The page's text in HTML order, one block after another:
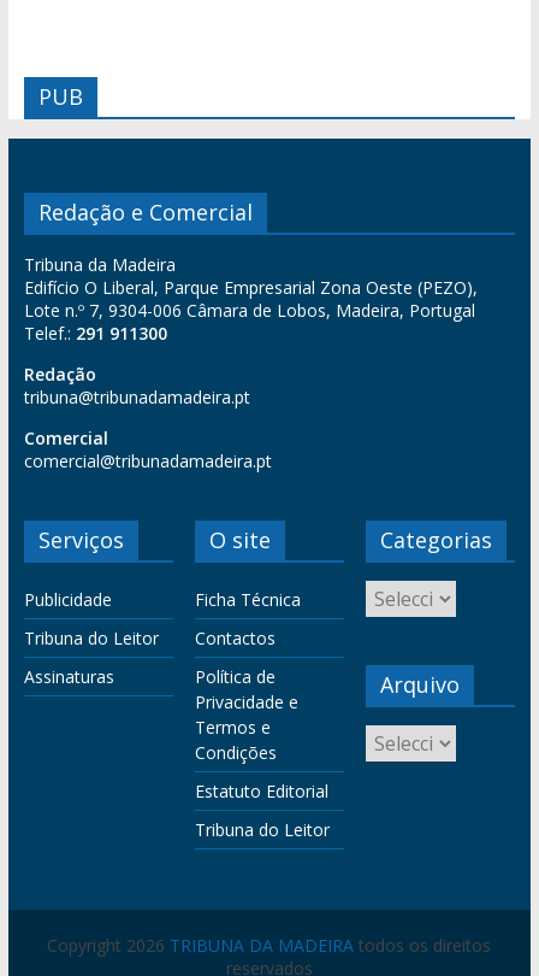
PUB
Redação e Comercial
Tribuna da Madeira
Edifício O Liberal, Parque Empresarial Zona Oeste (PEZO),
Lote n.º 7, 9304-006 Câmara de Lobos, Madeira, Portugal
Telef.: 291 911300
Redação
tribuna@tribunadamadeira.pt
Comercial
comercial@tribunadamadeira.pt
Serviços
Publicidade
Tribuna do Leitor
Assinaturas
O site
Ficha Técnica
Contactos
Política de
Privacidade e
Termos e
Condições
Estatuto Editorial
Tribuna do Leitor
Categorias
Arquivo
Copyright 2026 TRIBUNA DA MADEIRA todos os direitos
reservados